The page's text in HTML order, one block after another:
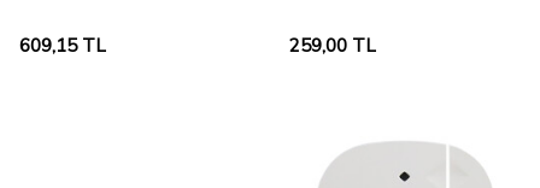
609,15TL 259,00 TL